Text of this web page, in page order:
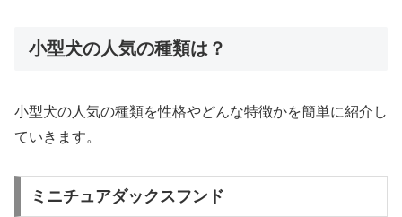
小型犬の人気の種類は？
小型犬の人気の種類を性格やどんな特徴かを簡単に紹介し
ていきます。
ミニチュアダックスフンド